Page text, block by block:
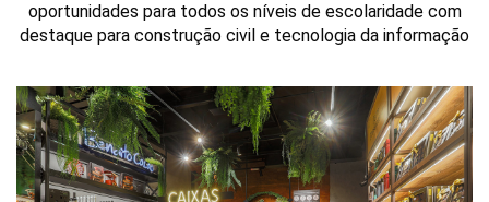
oportunidades para todos os níveis de escolaridade com
destaque para construção civil e tecnologia da informação